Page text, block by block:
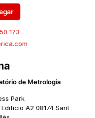
173
de Metrologia
Park
A2 08174 Sant